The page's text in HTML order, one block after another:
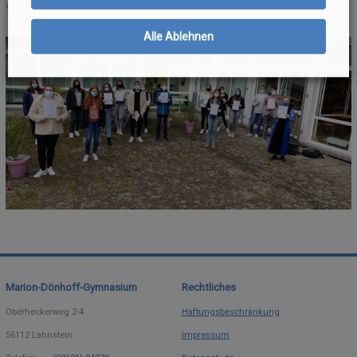
wurden auch noch zusätzlich mit einem Buchgutschein geehrt.
Marion-Dönhoff-Gymnasium
Oberheckerweg 2-4
56112 Lahnstein
Rechtliches
Haftungsbeschränkung
Impressum
Alle Ablehnen